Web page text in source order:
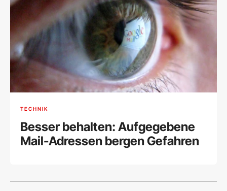
TECHNIK
Besser behalten: Aufgegebene
Mail-Adressen bergen Gefahren